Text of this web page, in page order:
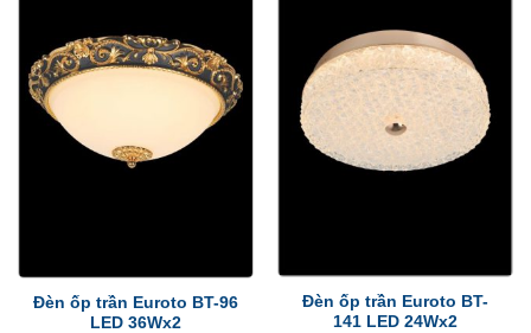
Đèn ốp trần Euroto BT-96
LED 36Wx2
Đèn ốp trần Euroto BT-
141 LED 24Wx2